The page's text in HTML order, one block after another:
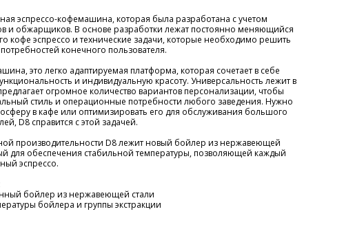
эспрессо-кофемашина, которая была разработана с учетом
и обжарщиков. В основе разработки лежат постоянно меняющийся
кофе эспрессо и технические задачи, которые необходимо решить
конечного пользователя.
это легко адаптируемая платформа, которая сочетает в себе
и индивидуальную красоту. Универсальность лежит в
огромное количество вариантов персонализации, чтобы
стиль и операционные потребности любого заведения. Нужно
в кафе или оптимизировать его для обслуживания большого
D8 справится с этой задачей.
производительности D8 лежит новый бойлер из нержавеющей
для обеспечения стабильной температуры, позволяющей каждый
эспрессо.
бойлер из нержавеющей стали
бойлера и группы экстракции